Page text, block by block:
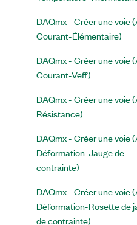
DAQmx - Créer une voie
Courant-Élémentaire)
DAQmx - Créer une voie
Courant-Veff)
DAQmx - Créer une voie
Résistance)
DAQmx - Créer une voie
Déformation-Jauge de
contrainte)
DAQmx - Créer une voie
Déformation-Rosette de
de contrainte)